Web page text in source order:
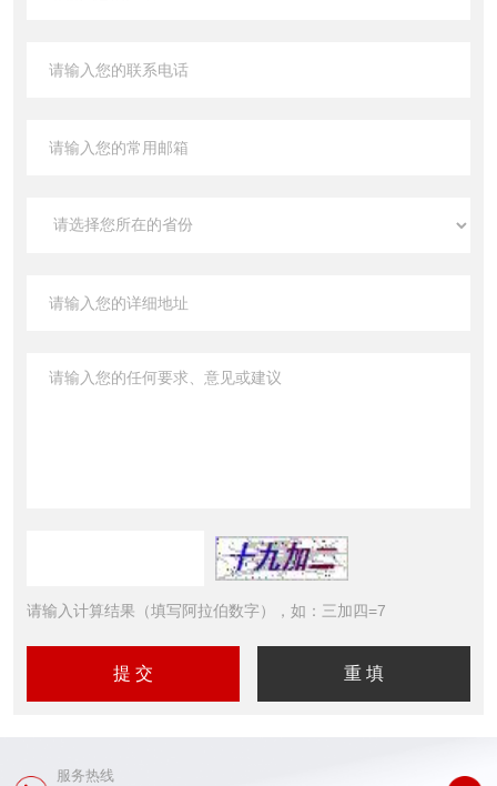
请输入计算结果（填写阿拉伯数字），如：三加四=7
服务热线